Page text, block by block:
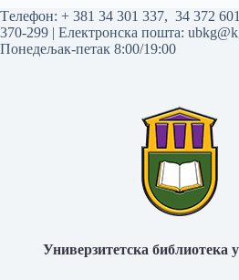
Tелефон: + 381 34 301 337, 34 372 601
370-299 | Електронска пошта:
Понедељак-петак 8:00/19:00
Универзитетска библиотека